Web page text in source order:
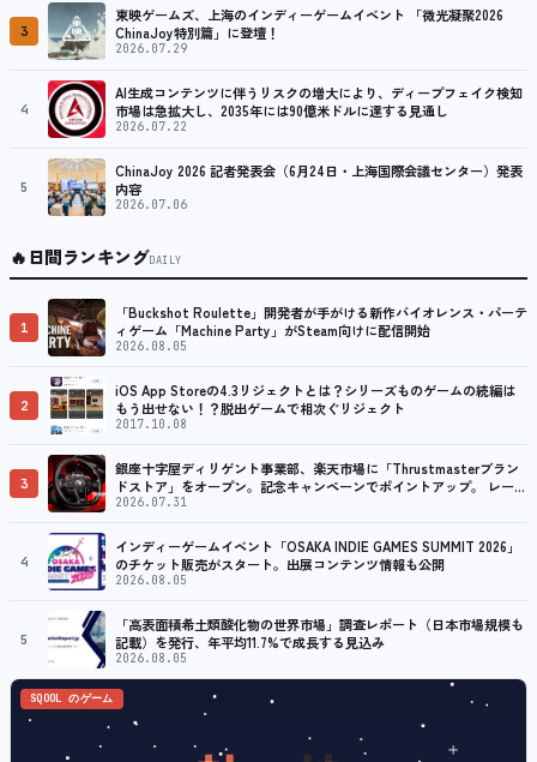
3
東映ゲームズ、上海のインディーゲームイベント 「微光凝聚2026
ChinaJoy特別篇」に登壇！
2026.07.29
4
AI生成コンテンツに伴うリスクの増大により、ディープフェイク検知
市場は急拡大し、2035年には90億米ドルに達する見通し
2026.07.22
5
ChinaJoy 2026 記者発表会（6月24日・上海国際会議センター）発表
内容
2026.07.06
🔥日間ランキングDAILY
1
「Buckshot Roulette」開発者が手がける新作バイオレンス・パーテ
ィゲーム「Machine Party」がSteam向けに配信開始
2026.08.05
2
iOS App Storeの4.3リジェクトとは？シリーズものゲームの続編は
もう出せない！？脱出ゲームで相次ぐリジェクト
2017.10.08
3
銀座十字屋ディリゲント事業部、楽天市場に「Thrustmasterブラン
ドストア」をオープン。記念キャンペーンでポイントアップ。 レーシ
ング／フライトシム向けコントローラーを中心に、幅広くラインナッ
2026.07.31
4
インディーゲームイベント「OSAKA INDIE GAMES SUMMIT 2026」
のチケット販売がスタート。出展コンテンツ情報も公開
2026.08.05
5
「高表面積希土類酸化物の世界市場」調査レポート（日本市場規模も
記載）を発行、年平均11.7%で成長する見込み
2026.08.05
SQOOL のゲーム